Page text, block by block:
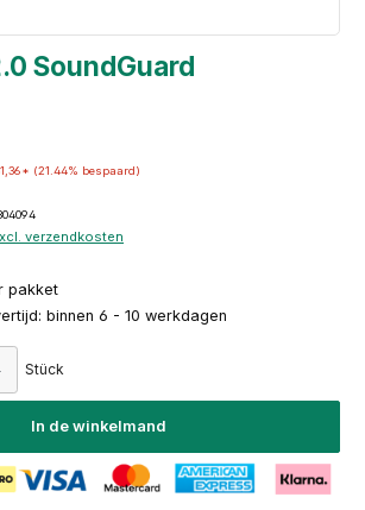
SoundGuard
(21.44% bespaard)
verzendkosten
pakket
binnen 6 - 10 werkdagen
Stück
In de winkelmand